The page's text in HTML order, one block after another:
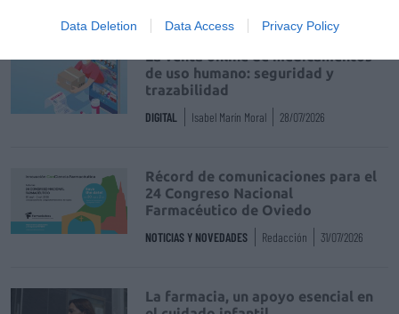
Data Deletion Data Access Privacy Policy
La venta online de medicamentos
de uso humano: seguridad y
trazabilidad
DIGITAL Isabel Marín Moral 28/07/2026
Récord de comunicaciones para el
24 Congreso Nacional
Farmacéutico de Oviedo
NOTICIAS Y NOVEDADES Redacción 31/07/2026
La farmacia, un apoyo esencial en